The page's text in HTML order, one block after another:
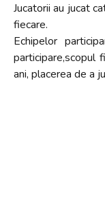
Jucatorii au jucat
fiecare.
Echipelor
participare,scopul
ani, placerea de a